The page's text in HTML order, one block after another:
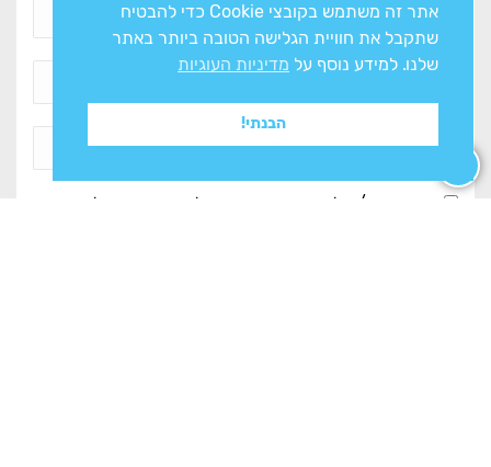
אני מסכים/ה ל
ולעיבוד המידע ליצירת
אתר זה משתמש בקובצי Cookie כדי להבטיח
שתקבל את חוויית הגלישה הטובה ביותר באתר
שלנו. למידע נוסף על מדיניות העוגיות
הבנתי!